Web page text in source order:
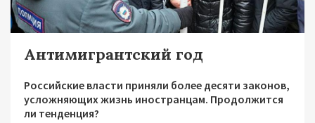
Антимигрантский год
Российские власти приняли более десяти законов,
усложняющих жизнь иностранцам. Продолжится
ли тенденция?